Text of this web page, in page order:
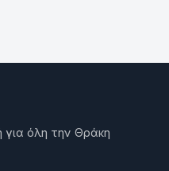
όλη την Θράκη